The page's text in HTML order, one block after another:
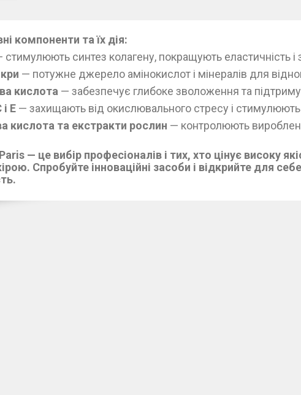
компоненти та їх дія:
стимулюють синтез колагену, покращують еластичність
— потужне джерело амінокислот і мінералів для
кислота — забезпечує глибоке зволоження та
Е — захищають від окислювального стресу і
кислота та екстракти рослин — контролюють
— це вибір професіоналів і тих, хто цінує високу
Спробуйте інноваційні засоби і відкрийте для